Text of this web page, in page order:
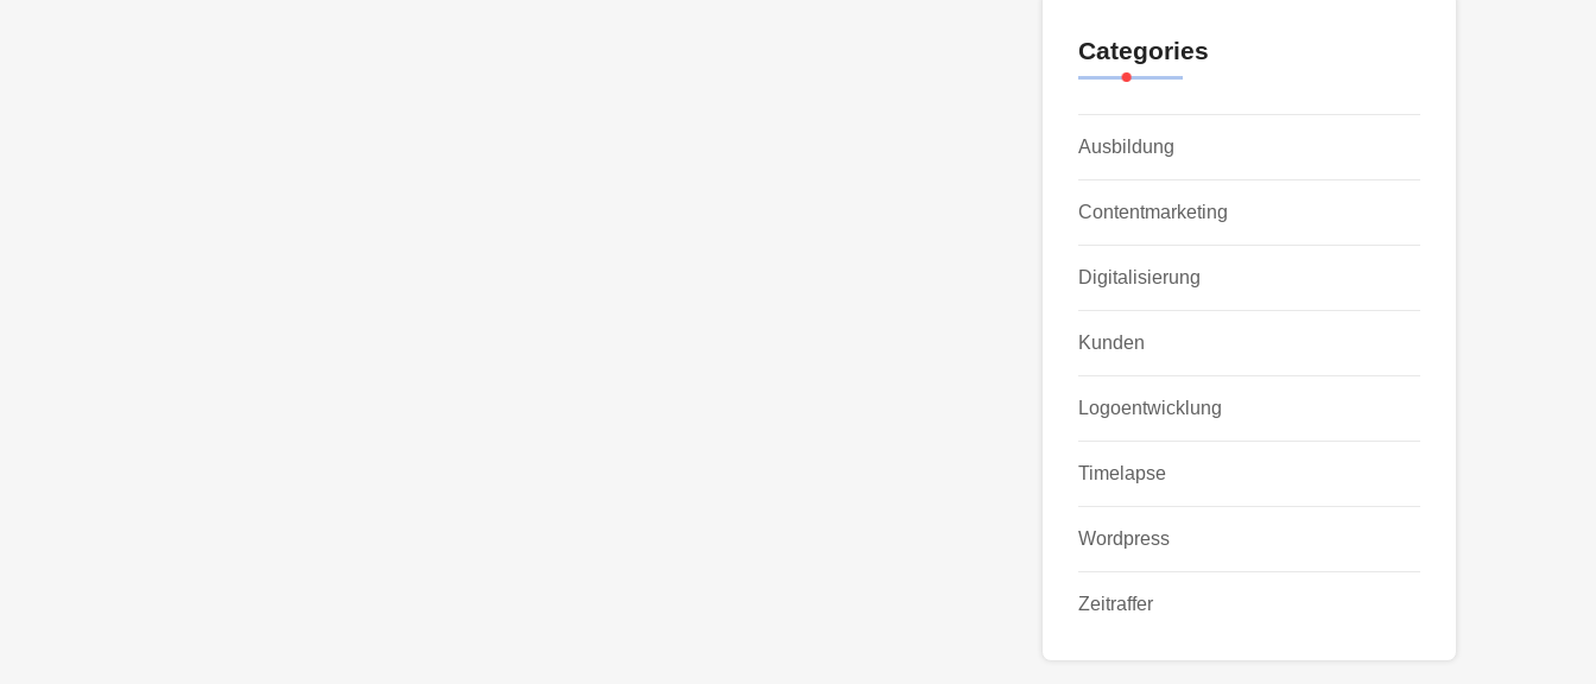
Categories
Ausbildung
Contentmarketing
Digitalisierung
Kunden
Logoentwicklung
Timelapse
Wordpress
Zeitraffer